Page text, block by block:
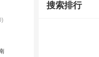
搜索排行